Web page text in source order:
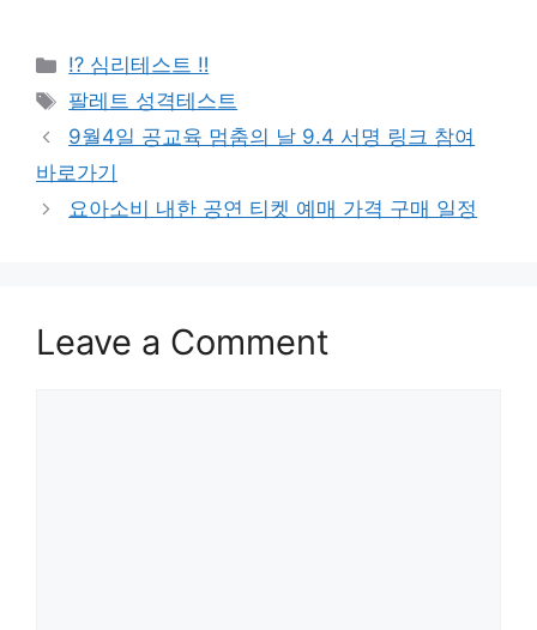
Categories
⁉️ 심리테스트 ‼️
Tags
팔레트 성격테스트
Post
navigation
9월4일 공교육 멈춤의 날 9.4 서명 링크 참여
바로가기
요아소비 내한 공연 티켓 예매 가격 구매 일정
Leave a Comment